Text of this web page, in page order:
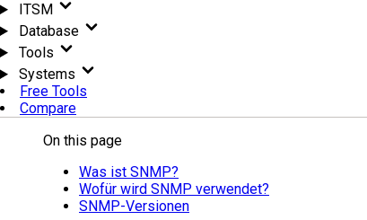
ITSM
Database
Tools
Systems
Free Tools
Compare
On this page
Was ist SNMP?
Wofür wird SNMP verwendet?
SNMP-Versionen